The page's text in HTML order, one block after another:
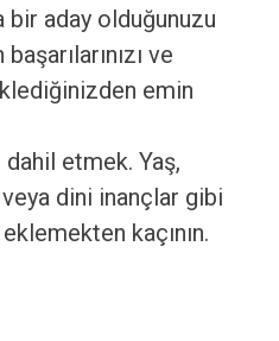
bir aday olduğunuzu
ve
emin
etmek. Yaş,
dini inançlar gibi
kaçının.